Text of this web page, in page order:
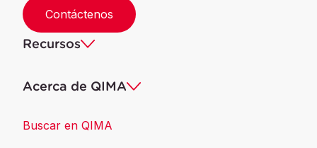
Contáctenos
Recursos
Acerca de QIMA
Buscar en QIMA